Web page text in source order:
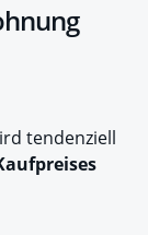
tendenziell